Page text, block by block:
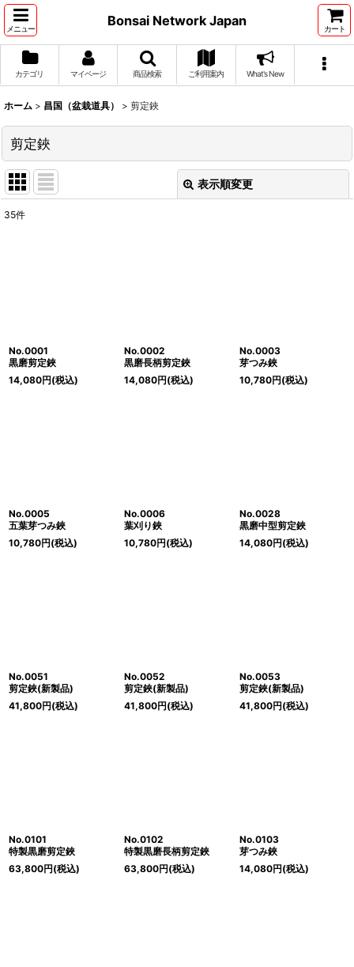
メニュー
Bonsai Network Japan
カート
カテゴリ マイページ 商品検索 ご利用案内 What's New
ホーム > 昌国（盆栽道具） > 剪定鋏
剪定鋏
表示順変更
35件
No.0001
黒磨剪定鋏
14,080円(税込)
No.0002
黒磨長柄剪定鋏
14,080円(税込)
No.0003
芽つみ鋏
10,780円(税込)
No.0005
五葉芽つみ鋏
10,780円(税込)
No.0006
葉刈り鋏
10,780円(税込)
No.0028
黒磨中型剪定鋏
14,080円(税込)
No.0051
剪定鋏(新製品)
41,800円(税込)
No.0052
剪定鋏(新製品)
41,800円(税込)
No.0053
剪定鋏(新製品)
41,800円(税込)
No.0101
特製黒磨剪定鋏
63,800円(税込)
No.0102
特製黒磨長柄剪定鋏
63,800円(税込)
No.0103
芽つみ鋏
14,080円(税込)